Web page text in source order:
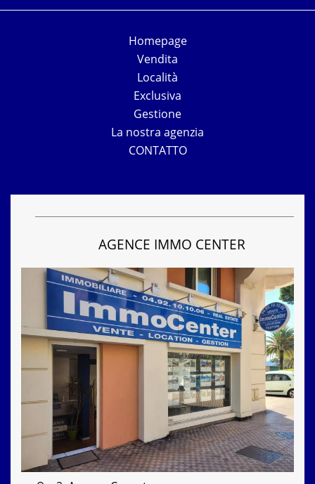
Homepage
Vendita
Località
Exclusiva
Gestione
La nostra agenzia
CONTATTO
AGENCE IMMO CENTER